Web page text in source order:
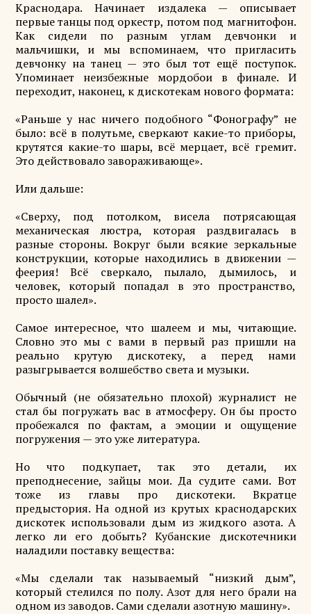
Краснодара. Начинает издалека — описывает
первые танцы под оркестр, потом под магнитофон.
Как сидели по разным углам девчонки и
мальчишки, и мы вспоминаем, что пригласить
девчонку на танец — это был тот ещё поступок.
Упоминает неизбежные мордобои в финале. И
переходит, наконец, к дискотекам нового формата:
«Раньше у нас ничего подобного “Фонографу” не
было: всё в полутьме, сверкают какие-то приборы,
крутятся какие-то шары, всё мерцает, всё гремит.
Это действовало завораживающе».
Или дальше:
«Сверху, под потолком, висела потрясающая
механическая люстра, которая раздвигалась в
разные стороны. Вокруг были всякие зеркальные
конструкции, которые находились в движении —
феерия! Всё сверкало, пылало, дымилось, и
человек, который попадал в это пространство,
просто шалел».
Самое интересное, что шалеем и мы, читающие.
Словно это мы с вами в первый раз пришли на
реально крутую дискотеку, а перед нами
разыгрывается волшебство света и музыки.
Обычный (не обязательно плохой) журналист не
стал бы погружать вас в атмосферу. Он бы просто
пробежался по фактам, а эмоции и ощущение
погружения — это уже литература.
Но что подкупает, так это детали, их
преподнесение, зайцы мои. Да судите сами. Вот
тоже из главы про дискотеки. Вкратце
предыстория. На одной из крутых краснодарских
дискотек использовали дым из жидкого азота. А
легко ли его добыть? Кубанские дискотечники
наладили поставку вещества:
«Мы сделали так называемый “низкий дым”,
который стелился по полу. Азот для него брали на
одном из заводов. Сами сделали азотную машину».